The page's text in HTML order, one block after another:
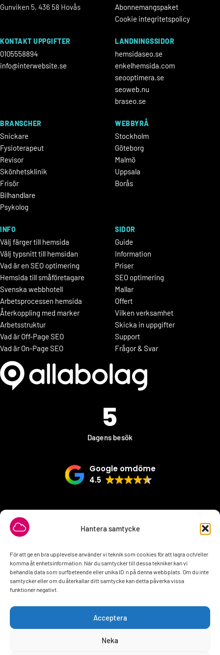
Hantera samtycke
För att ge en bra upplevelse använder vi teknik som cookies för att lagra och/eller
komma åt enhetsinformation. När du samtycker till dessa tekniker kan vi
behandla data som surfbeteende eller unika ID:n på denna webbplats. Om du inte
samtycker eller om du återkallar ditt samtycke kan detta påverka vissa
funktioner negativt.
Acceptera
Neka
Gunviken 5, 436 58 Hovås
Abonnemangspaket
Cookie integritetspolicy
KONTAKT UPPGIFTER
0105558894
info@interwebsite.se
LANDNINGSSIDOR
hemsidaseo.se
enkelhemsida.com
seooptimera.se
seoweb.nu
braseo.se
BRANSCHER
Snickare
Fysioterapeut
Revisor
Skönhetsklinik
Frisör
Bilhandlare
Psykolog
WEBBYRÅ
Stockholm
Göteborg
Malmö
Uppsala
Borås
INFO
Välj färger till hemsida
Välj typsnitt till hemsidan
Vad är en SEO optimering
Hemsida till småföretagare
Svenska webbhotell
Arbetsprocessen hemsida
Återkoppling med marker
Arbetsstruktur
Vad är Off-Page SEO
Vad är On-Page SEO
SIDOR
Guide
Information
Priser
SEO optimering
Mallar
Offert
Vilken verksamhet
Skicka in uppgifter
Support
Frågor & Svar
5
Dagens besök
Google omdöme
4.5